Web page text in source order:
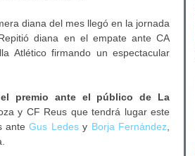
diana del mes llegó en la jornada
diana en el empate ante CA
Atlético firmando un espectacular
premio ante el público de La
y CF Reus que tendrá lugar este
anteGus Ledesy Borja Fernández